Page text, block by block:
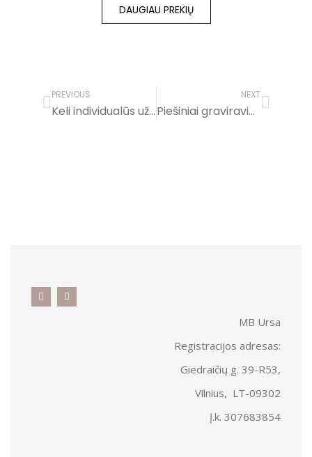
DAUGIAU PREKIŲ
PREVIOUS
Keli individualūs užsakymai
NEXT
Piešiniai graviravimui (katės)/ Drawings for Engraving (Cats)
MB Ursa
Registracijos adresas:
Giedraičių g. 39-R53,
Vilnius, LT-09302
Į.k. 307683854